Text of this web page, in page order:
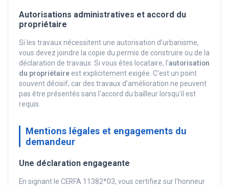
Autorisations administratives et accord du
propriétaire
Si les travaux nécessitent une autorisation d'urbanisme,
vous devez joindre la copie du permis de construire ou de la
déclaration de travaux. Si vous êtes locataire, l'autorisation
du propriétaire est explicitement exigée. C'est un point
souvent décisif, car des travaux d'amélioration ne peuvent
pas être présentés sans l'accord du bailleur lorsqu'il est
requis.
Mentions légales et engagements du
demandeur
Une déclaration engageante
En signant le CERFA 11382*03, vous certifiez sur l'honneur